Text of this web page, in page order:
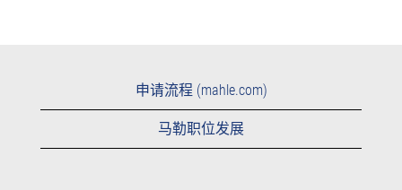
申请流程 (mahle.com)
马勒职位发展